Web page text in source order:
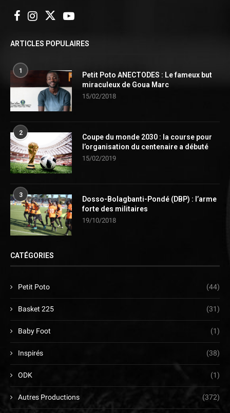
ARTICLES POPULAIRES
1
Petit Poto ANECTODES : Le fameux but
miraculeux de Goua Marc
15/02/2018
2
Coupe du monde 2030 : la course pour
l’organisation du centenaire a débuté
15/02/2019
3
Dosso-Bolagbanti-Pondé (DBP) : l’arme
forte des militaires
19/10/2018
CATÉGORIES
Petit Poto (44)
Basket 225 (31)
Baby Foot (1)
Inspirés (38)
ODK (1)
Autres Productions (372)